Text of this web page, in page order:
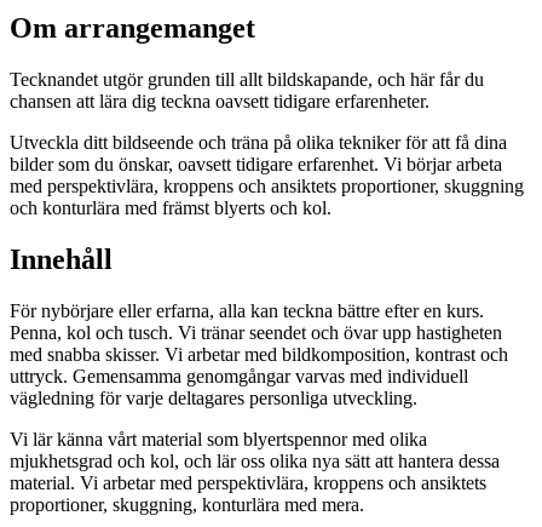
Om arrangemanget
Tecknandet utgör grunden till allt bildskapande, och här får du
chansen att lära dig teckna oavsett tidigare erfarenheter.
Utveckla ditt bildseende och träna på olika tekniker för att få dina
bilder som du önskar, oavsett tidigare erfarenhet. Vi börjar arbeta
med perspektivlära, kroppens och ansiktets proportioner, skuggning
och konturlära med främst blyerts och kol.
Innehåll
För nybörjare eller erfarna, alla kan teckna bättre efter en kurs.
Penna, kol och tusch. Vi tränar seendet och övar upp hastigheten
med snabba skisser. Vi arbetar med bildkomposition, kontrast och
uttryck. Gemensamma genomgångar varvas med individuell
vägledning för varje deltagares personliga utveckling.
Vi lär känna vårt material som blyertspennor med olika
mjukhetsgrad och kol, och lär oss olika nya sätt att hantera dessa
material. Vi arbetar med perspektivlära, kroppens och ansiktets
proportioner, skuggning, konturlära med mera.